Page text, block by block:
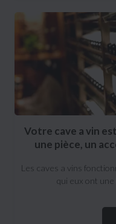
Votre cave a vin
une pièce, un
Les caves a vins
qui eux ont une